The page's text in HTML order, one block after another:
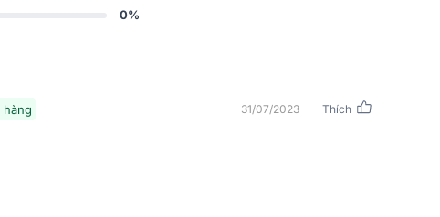
0%
hàng 31/07/2023 Thích